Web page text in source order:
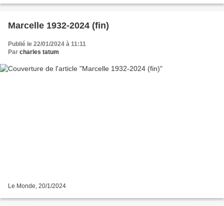
Marcelle 1932-2024 (fin)
Publié le 22/01/2024 à 11:11
Par charles tatum
Le Monde, 20/1/2024